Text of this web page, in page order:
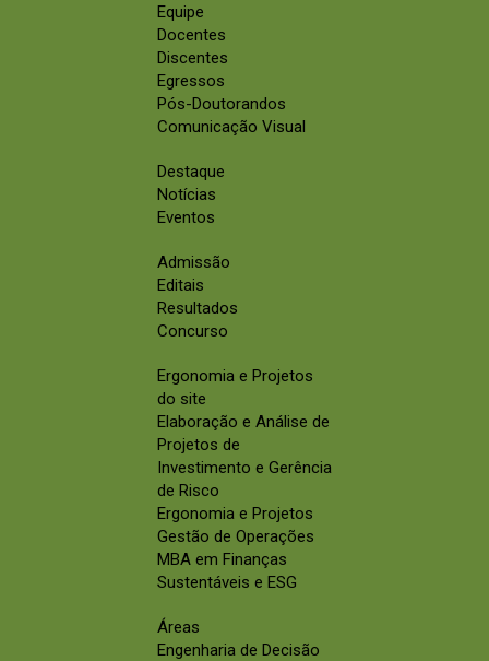
Equipe
Docentes
Discentes
Egressos
Pós-Doutorandos
Comunicação Visual
Destaque
Notícias
Eventos
Admissão
Editais
Resultados
Concurso
Ergonomia e Projetos
do site
Elaboração e Análise de
Projetos de
Investimento e Gerência
de Risco
Ergonomia e Projetos
Gestão de Operações
MBA em Finanças
Sustentáveis e ESG
Áreas
Engenharia de Decisão